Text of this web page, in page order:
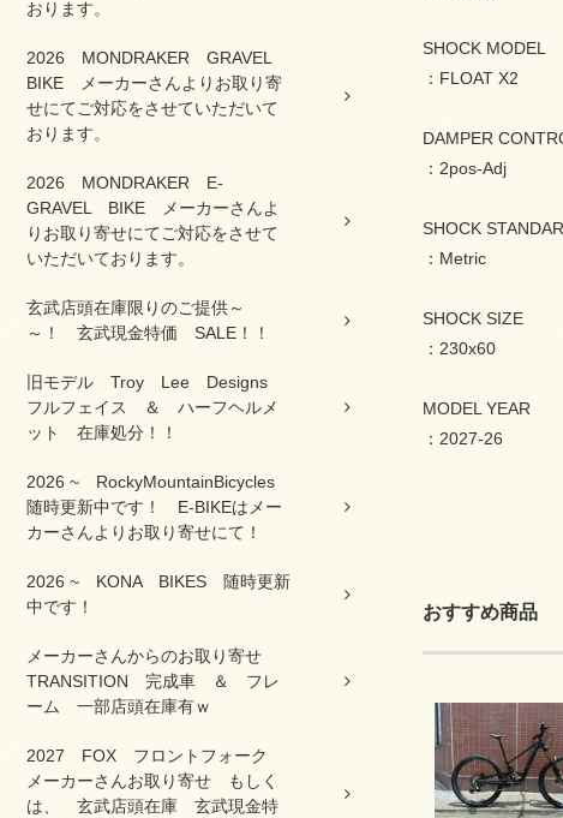
おります。
2026 MONDRAKER GRAVEL
BIKE メーカーさんよりお取り寄
せにてご対応をさせていただいて
おります。
2026 MONDRAKER E-
GRAVEL BIKE メーカーさんよ
りお取り寄せにてご対応をさせて
いただいております。
玄武店頭在庫限りのご提供～
～！ 玄武現金特価 SALE！！
旧モデル Troy Lee Designs
フルフェイス ＆ ハーフヘルメ
ット 在庫処分！！
2026 ~ RockyMountainBicycles
随時更新中です！ E-BIKEはメー
カーさんよりお取り寄せにて！
2026 ~ KONA BIKES 随時更新
中です！
メーカーさんからのお取り寄せ
TRANSITION 完成車 ＆ フレ
ーム 一部店頭在庫有ｗ
2027 FOX フロントフォーク
メーカーさんお取り寄せ もしく
は、 玄武店頭在庫 玄武現金特
SHOCK MODEL
：FLOAT X2
DAMPER
：2pos-Adj
SHOCK
：Metric
SHOCK SIZE
：230x60
MODEL YEAR
：2027-26
おすすめ商品